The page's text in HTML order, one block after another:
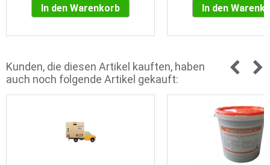
In den Warenkorb In den
Kunden, die diesen Artikel kauften, haben
auch noch folgende Artikel gekauft: